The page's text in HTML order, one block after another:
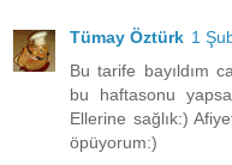
Tümay Öztürk 1
Bu tarife bayıldım
bu haftasonu
Ellerine sağlık:)
öpüyorum:)